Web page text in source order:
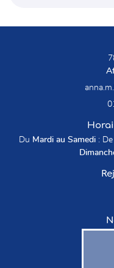
Du Mardi au Samedi: De